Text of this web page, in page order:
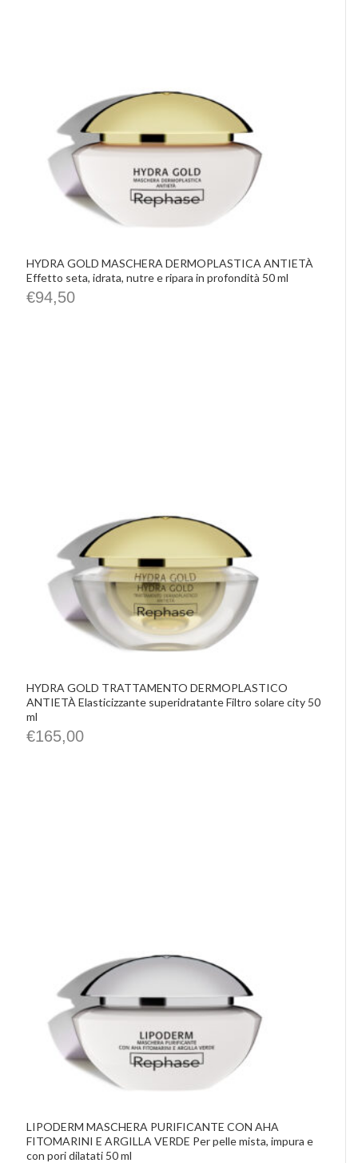
HYDRA GOLD MASCHERA DERMOPLASTICA ANTIETÀ
Effetto seta, idrata, nutre e ripara in profondità 50 ml
€94,50
HYDRA GOLD TRATTAMENTO DERMOPLASTICO
ANTIETÀ Elasticizzante superidratante Filtro solare city 50
ml
€165,00
LIPODERM MASCHERA PURIFICANTE CON AHA
FITOMARINI E ARGILLA VERDE Per pelle mista, impura e
con pori dilatati 50 ml